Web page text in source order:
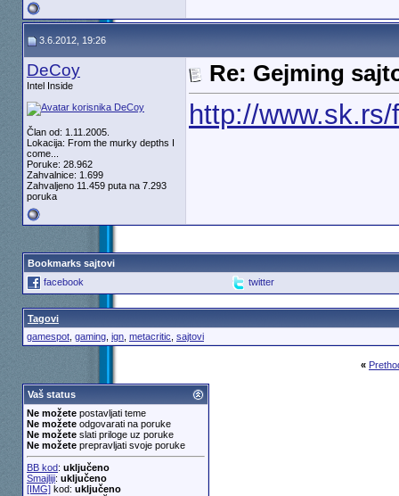
3.6.2012, 19:26
DeCoy
Intel Inside
Član od: 1.11.2005.
Lokacija: From the murky depths I
come...
Poruke: 28.962
Zahvalnice: 1.699
Zahvaljeno 11.459 puta na 7.293
poruka
Re: Gejming
http://
Bookmarks sajtovi
facebook
twitter
Tagovi
gamespot, gaming, ign, metacritic sajtovi
«
Vaš status
Ne možetepostavljati teme
Ne možeteodgovarati na poruke
Ne možeteslati priloge uz poruke
Ne možeteprepravljati svoje poruke
BB kod: uključeno
Smajliji: uključeno
[IMG]kod: uključeno